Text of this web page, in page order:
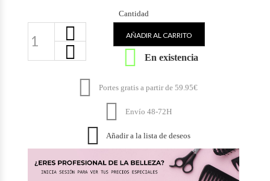
Cantidad
AÑADIR AL CARRITO
 En existencia
 Portes gratis a partir de 59.95€
 Envío 48-72H
 Añadir a la lista de deseos